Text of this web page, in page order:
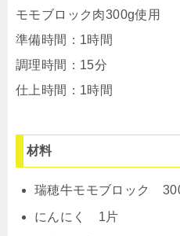
モモブロック肉300g使用
準備時間：1時間
調理時間：15分
仕上時間：1時間
材料
瑞穂牛モモブロック
にんにく 1片